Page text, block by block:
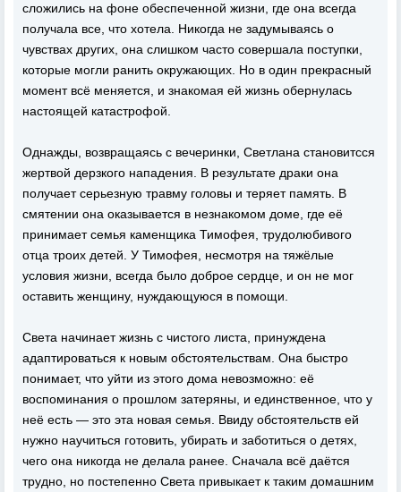
сложились на фоне обеспеченной жизни, где она всегда
получала все, что хотела. Никогда не задумываясь о
чувствах других, она слишком часто совершала поступки,
которые могли ранить окружающих. Но в один прекрасный
момент всё меняется, и знакомая ей жизнь обернулась
настоящей катастрофой.
Однажды, возвращаясь с вечеринки, Светлана становитсся
жертвой дерзкого нападения. В результате драки она
получает серьезную травму головы и теряет память. В
смятении она оказывается в незнакомом доме, где её
принимает семья каменщика Тимофея, трудолюбивого
отца троих детей. У Тимофея, несмотря на тяжёлые
условия жизни, всегда было доброе сердце, и он не мог
оставить женщину, нуждающуюся в помощи.
Света начинает жизнь с чистого листа, принуждена
адаптироваться к новым обстоятельствам. Она быстро
понимает, что уйти из этого дома невозможно: её
воспоминания о прошлом затеряны, и единственное, что у
неё есть — это эта новая семья. Ввиду обстоятельств ей
нужно научиться готовить, убирать и заботиться о детях,
чего она никогда не делала ранее. Сначала всё даётся
трудно, но постепенно Света привыкает к таким домашним